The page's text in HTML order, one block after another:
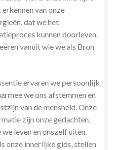
van onze
dat we het
kunnen doorleven.
vanuit wie we als Bron
ervaren we persoonlijk
we ons afstemmen en
van de mensheid. Onze
zijn onze gedachten,
leven en onszelf uiten.
onze innerlijke gids, stellen